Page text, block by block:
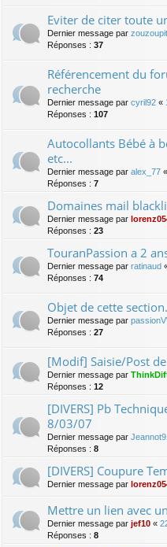
Eviter de citer toute
Dernier message par
Réponses : 37
Référencement du
recherche
Dernier message par cyril92 «
Réponses : 107
Autocollants Bébé à
etc...
Dernier message par alex_77 «
Réponses : 7
Domaines mail
Dernier message par
Réponses : 23
TouranPassion a 2
Dernier message par ratinaud
Réponses : 74
Objet de cette section.
Dernier message par
Réponses : 27
[Modif] Saisie/Post
Dernier message par
Réponses : 12
[DIVERS] Pb
8/03/07
Dernier message par
Réponses : 8
[DIVERS] Coupure
Dernier message par
Mettre un lien avec
Dernier message par jef10 «
Réponses : 8